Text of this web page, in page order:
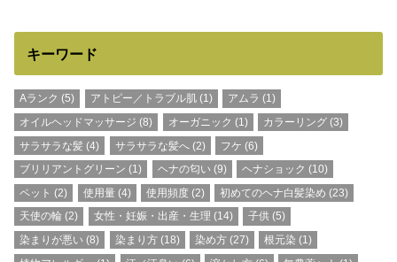
キーワード
Aランク (5) アトピー／トラブル肌(1) アムラ (1)
オイルヘッドマッサージ (8) オーガニック (1) カラーリング(3)
サラサラな髪 (4) サラサラな髪へ(2) フケ (6)
ブリリアントグリーン (1) ヘナの匂い(9) ヘナショック (10)
ペット (2) 使用量(4) 使用頻度(2) 初めてのヘナ白髪染め (23)
天使の輪 (2) 女性・妊娠・出産・生理 (14) 子供(5)
染まりが悪い (8) 染まり方(18) 染め方(27) 根元染 (1)